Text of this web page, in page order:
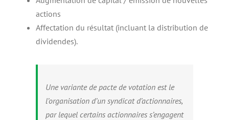
actions
Affectation du résultat (incluant la distribution de
dividendes).
Une variante de pacte de votation est le
l’organisation d’un syndicat d’actionnaires,
par lequel certains actionnaires s’engagent